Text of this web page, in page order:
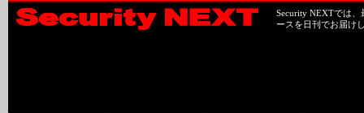
Security NEXTでは
ースを日刊でお届け